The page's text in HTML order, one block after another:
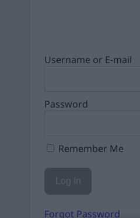
Username or E-mail
Password
Remember Me
Forgot Password